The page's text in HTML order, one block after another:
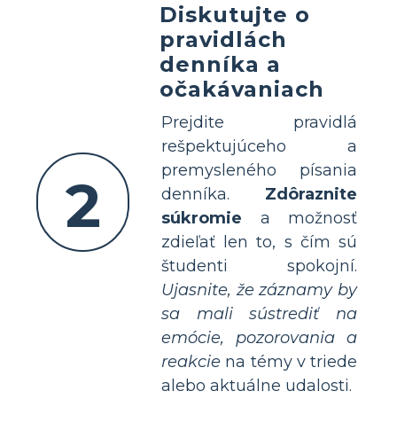
2
Diskutujte o
pravidlách
denníka a
očakávaniach
Prejdite pravidlá
rešpektujúceho a
premysleného písania
denníka. Zdôraznite
súkromie a možnosť
zdieľať len to, s čím sú
študenti spokojní.
Ujasnite, že záznamy by
sa mali sústrediť na
emócie, pozorovania a
reakcie na témy v triede
alebo aktuálne udalosti.